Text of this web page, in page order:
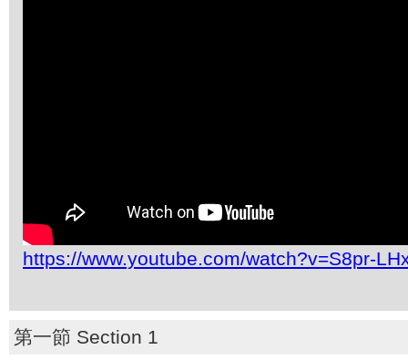
https://www.youtube.com/watch?v=S8pr-
第一節 Section 1